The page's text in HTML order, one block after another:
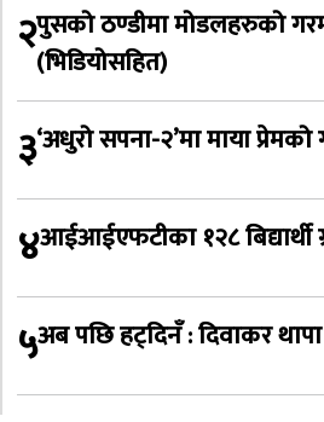
२पुसको ठण्डीमा मोडलहरुको
(भिडियोसहित)
३‘अधुरो सपना-२’मा माया
४आईआईएफटीका १२८ बिद्यार्थी
५अब पछि हट्दिनँ : दिवाकर थापा